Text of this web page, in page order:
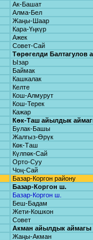
Ак-Башат
Алма-Бел
Жаңы-Шаар
Кара-Үңкүр
Ажек
Совет-Сай
Төрөгелди Балтагулов
Ызар
Баймак
Кашкалак
Келте
Кош-Алмурут
Кош-Терек
Кажар
Көк-Таш айылдык
Булак-Башы
Жалгыз-Өрүк
Көк-Таш
Күлпөк-Сай
Орто-Суу
Чоң-Сай
Базар-Коргон району
Базар-Коргон ш.
Базар-Коргон ш.
Беш-Бадам
Жети-Кошкон
Совет
Акман айылдык аймагы
Жаңы-Акман